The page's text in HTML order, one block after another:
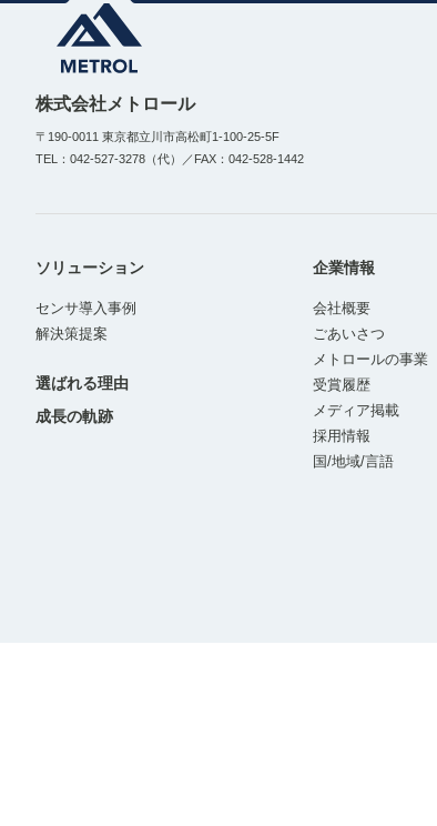
株式会社メトロール
〒190-0011 東京都立川市高松町1-100-25-5F
TEL：042-527-3278（代）／FAX：042-528-1442
ソリューション
センサ導入事例
解決策提案
選ばれる理由
成長の軌跡
企業情報
会社概要
ごあいさつ
メトロールの事業
受賞履歴
メディア掲載
採用情報
国/地域/言語